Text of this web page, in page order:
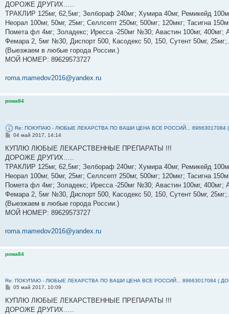
щ
е
и
е
ДОРОЖЕ ДРУГИХ…..
ТРАКЛИР 125мг, 62,5мг; Зелбораф 240мг; Хумира 40мг, Ремикейд
Неорал 100мг, 50мг, 25мг; Селлсепт 250мг, 500мг; 120мкг; Тасигна
Помета фл 4мг; Золадекс; Иресса -250мг №30; Авастин 100мг, 400мг;
Фемара 2, 5мг №30, Диспорт 500, Касодекс 50, 150, Сутент 50мг,
(Выезжаем в любые города России.)
МОЙ НОМЕР: ‪89629573727‬
roma.mamedov2016@yandex.ru
рома84
Re: ПОКУПАЮ - ЛЮБЫЕ ЛЕКАРСТВА ПО ВАШИ ЦЕНА ВСЕ РОССИЙ... 89663017084
С
о
щ
е
и
е
04 май 2017, 14:14
КУПЛЮ ЛЮБЫЕ ЛЕКАРСТВЕННЫЕ ПРЕПАРАТЫ !!!
ДОРОЖЕ ДРУГИХ…..
ТРАКЛИР 125мг, 62,5мг; Зелбораф 240мг; Хумира 40мг, Ремикейд
Неорал 100мг, 50мг, 25мг; Селлсепт 250мг, 500мг; 120мкг; Тасигна
Помета фл 4мг; Золадекс; Иресса -250мг №30; Авастин 100мг, 400мг;
Фемара 2, 5мг №30, Диспорт 500, Касодекс 50, 150, Сутент 50мг,
(Выезжаем в любые города России.)
МОЙ НОМЕР: ‪89629573727‬
roma.mamedov2016@yandex.ru
рома84
Re: ПОКУПАЮ - ЛЮБЫЕ ЛЕКАРСТВА ПО ВАШИ ЦЕНА ВСЕ РОССИЙ... 89663017084 (
С
о
щ
05 май 2017, 10:09
КУПЛЮ ЛЮБЫЕ ЛЕКАРСТВЕННЫЕ ПРЕПАРАТЫ !!!
ДОРОЖЕ ДРУГИХ…..